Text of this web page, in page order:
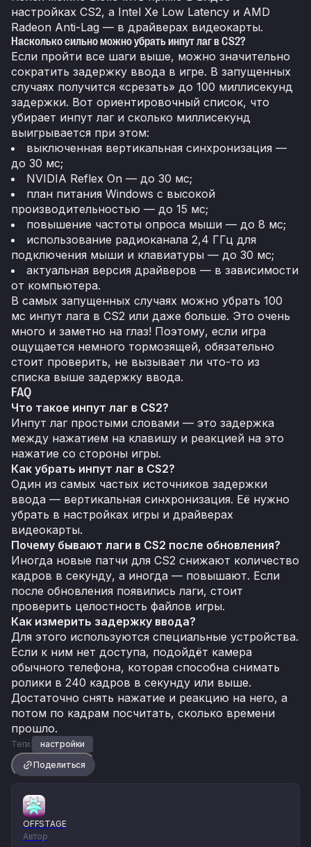
настройках CS2, а Intel Xe Low Latency и AMD
Radeon Anti-Lag — в драйверах видеокарты.
Насколько сильно можно убрать инпут лаг в CS2?
Если пройти все шаги выше, можно значительно
сократить задержку ввода в игре. В запущенных
случаях получится «срезать» до 100 миллисекунд
задержки. Вот ориентировочный список, что
убирает инпут лаг и сколько миллисекунд
выигрывается при этом:
выключенная вертикальная синхронизация —
до 30 мс;
NVIDIA Reflex On — до 30 мс;
план питания Windows с высокой
производительностью — до 15 мс;
повышение частоты опроса мыши — до 8 мс;
использование радиоканала 2,4 ГГц для
подключения мыши и клавиатуры — до 30 мс;
актуальная версия драйверов — в зависимости
от компьютера.
В самых запущенных случаях можно убрать 100
мс инпут лага в CS2 или даже больше. Это очень
много и заметно на глаз! Поэтому, если игра
ощущается немного тормозящей, обязательно
стоит проверить, не вызывает ли что-то из
списка выше задержку ввода.
FAQ
Что такое инпут лаг в CS2?
Инпут лаг простыми словами — это задержка
между нажатием на клавишу и реакцией на это
нажатие со стороны игры.
Как убрать инпут лаг в CS2?
Один из самых частых источников задержки
ввода — вертикальная синхронизация. Её нужно
убрать в настройках игры и драйверах
видеокарты.
Почему бывают лаги в CS2 после обновления?
Иногда новые патчи для CS2 снижают количество
кадров в секунду, а иногда — повышают. Если
после обновления появились лаги, стоит
проверить целостность файлов игры.
Как измерить задержку ввода?
Для этого используются специальные устройства.
Если к ним нет доступа, подойдёт камера
обычного телефона, которая способна снимать
ролики в 240 кадров в секунду или выше.
Достаточно снять нажатие и реакцию на него, а
потом по кадрам посчитать, сколько времени
прошло.
Теги:
настройки
Поделиться
OFFSTAGE
Автор